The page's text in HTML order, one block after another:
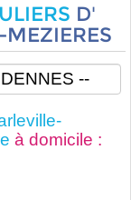
D'
à domicile :